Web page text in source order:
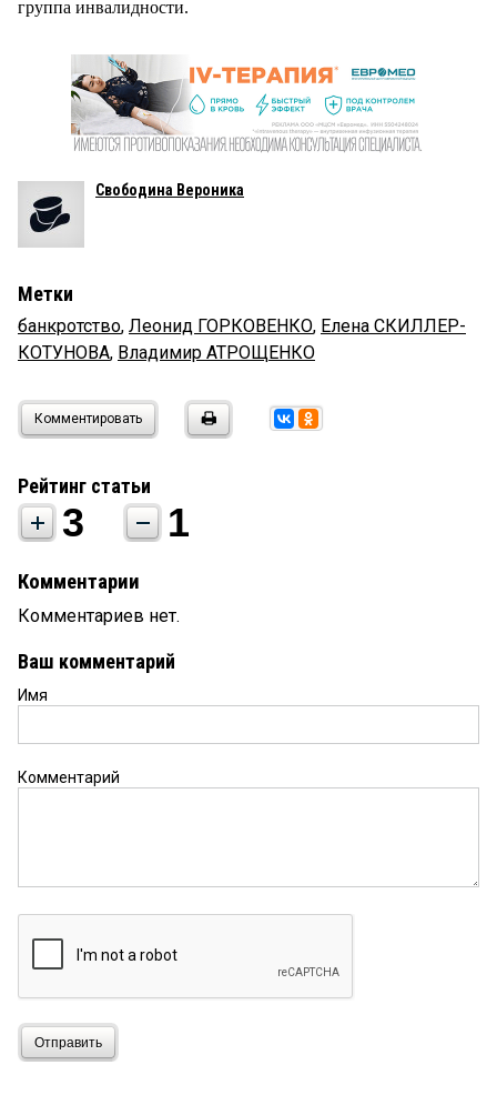
группа инвалидности.
Свободина Вероника
Метки
банкротство, Леонид ГОРКОВЕНКО, Елена СКИЛЛЕР-
КОТУНОВА, Владимир АТРОЩЕНКО
Комментировать
Рейтинг статьи
3 1
Комментарии
Комментариев нет.
Ваш комментарий
Имя
Комментарий
Отправить